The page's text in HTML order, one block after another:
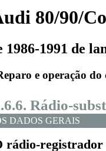
80/90/
1986-1991 de
e operação do
Rádio-
DADOS GERAIS
rádio-registrador